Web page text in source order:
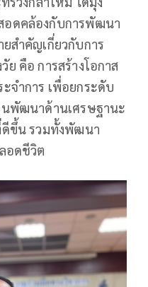
ดคล้องกับการพัฒนา
สำคัญเกี่ยวกับการ
คือ การสร้างโอกาส
จำการ เพื่อยกระดับ
พัฒนาด้านเศรษฐานะ
ขึ้น รวมทั้งพัฒนา
อดชีวิต